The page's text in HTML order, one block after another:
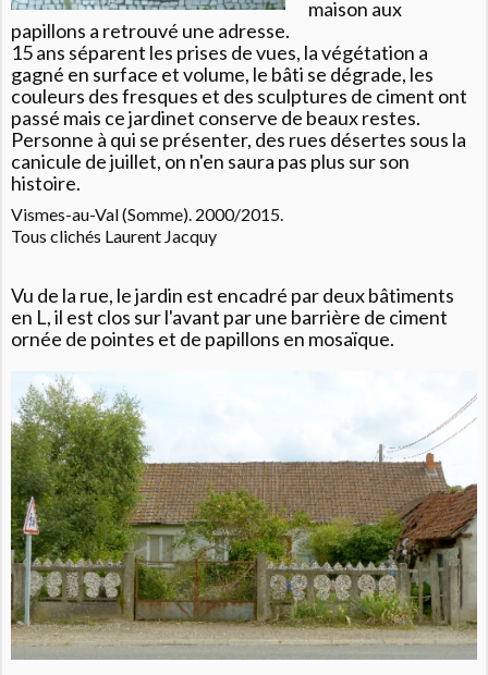
maison aux
papillons a retrouvé une adresse.
15 ans séparent les prises de vues, la végétation a
gagné en surface et volume, le bâti se dégrade, les
couleurs des fresques et des sculptures de ciment ont
passé mais ce jardinet conserve de beaux restes.
Personne à qui se présenter, des rues désertes sous la
canicule de juillet, on n'en saura pas plus sur son
histoire.
Vismes-au-Val (Somme). 2000/2015.
Tous clichés Laurent Jacquy
Vu de la rue, le jardin est encadré par deux bâtiments
en L, il est clos sur l'avant par une barrière de ciment
ornée de pointes et de papillons en mosaïque.